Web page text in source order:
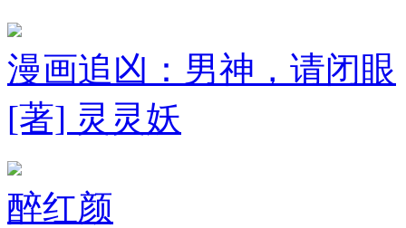
漫画追凶：男神，请闭眼
[著] 灵灵妖
醉红颜